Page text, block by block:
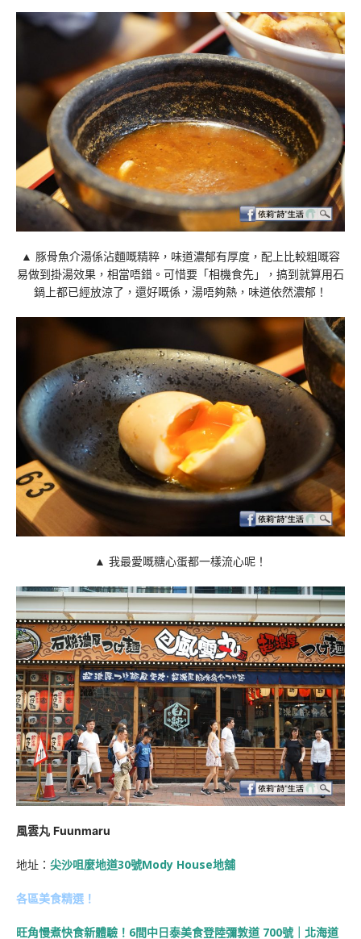
▲ 豚骨魚介湯係沾麵嘅精粹，味道濃郁有厚度，配上比較粗嘅容
易做到掛湯效果，相當唔錯。可惜要「相機食先」，搞到就算用石
鍋上都已經放涼了，還好嘅係，湯唔夠熱，味道依然濃郁！
▲ 我最愛嘅糖心蛋都一樣流心呢！
風雲丸 Fuunmaru
地址： 尖沙咀麼地道30號Mody House地舖
各區美食精選！
旺角慢煮快食新體驗！6間中日泰美食登陸彌敦道 700號｜北海道